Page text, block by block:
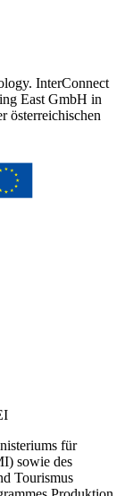
InterConnect
East GmbH in
österreichischen
für
sowie des
Tourismus